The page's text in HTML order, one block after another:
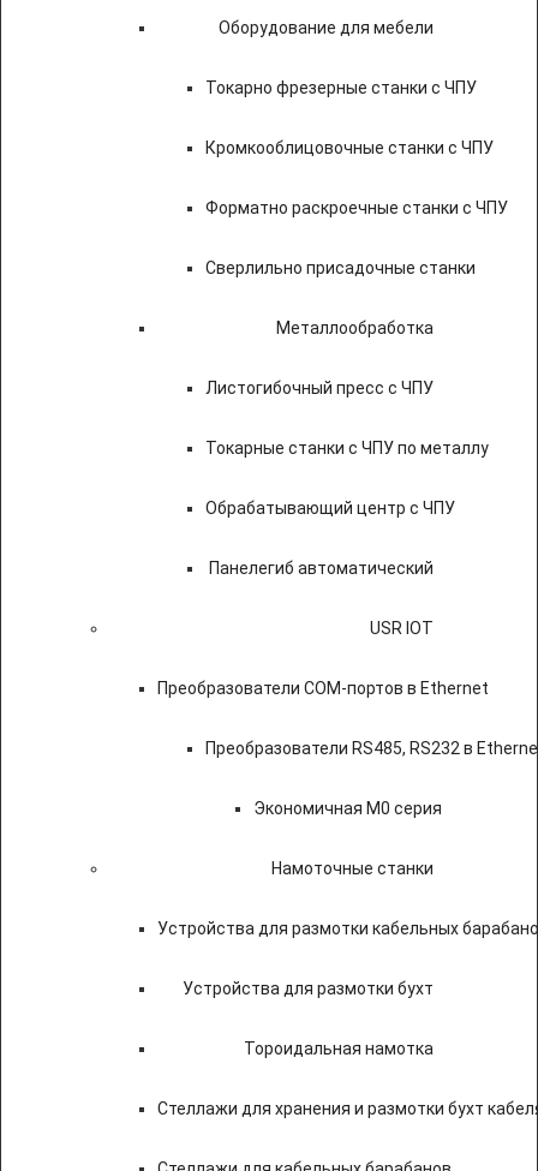
Оборудование для мебели
Токарно фрезерные станки с ЧПУ
Кромкооблицовочные станки с ЧПУ
Форматно раскроечные станки с ЧПУ
Сверлильно присадочные станки
Металлообработка
Листогибочный пресс с ЧПУ
Токарные станки с ЧПУ по металлу
Обрабатывающий центр с ЧПУ
Панелегиб автоматический
USR IOT
Преобразователи COM-портов в Ethernet
Преобразователи RS485, RS232 в
Экономичная M0 серия
Намоточные станки
Устройства для размотки кабельных
Устройства для размотки бухт
Тороидальная намотка
Стеллажи для хранения и размотки бухт